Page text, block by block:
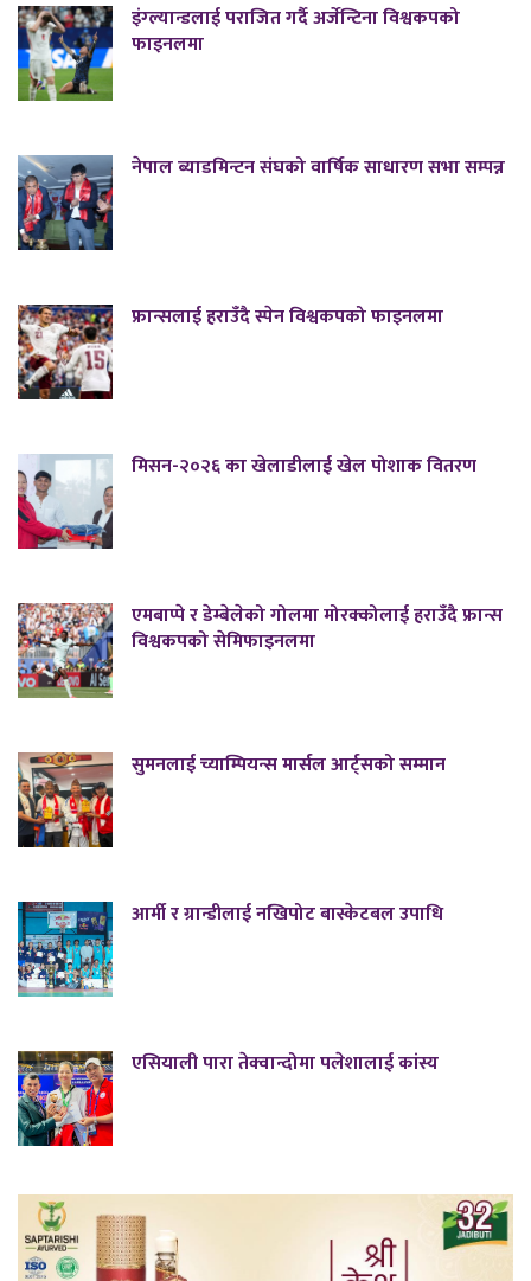
इंग्ल्यान्डलाई पराजित गर्दै अर्जेन्टिना विश्वकपको
फाइनलमा
नेपाल ब्याडमिन्टन संघको वार्षिक साधारण सभा सम्पन्न
फ्रान्सलाई हराउँदै स्पेन विश्वकपको फाइनलमा
मिसन-२०२६ का खेलाडीलाई खेल पोशाक वितरण
एमबाप्पे र डेम्बेलेको गोलमा मोरक्कोलाई हराउँदै फ्रान्स
विश्वकपको सेमिफाइनलमा
सुमनलाई च्याम्पियन्स मार्सल आर्ट्सको सम्मान
आर्मी र ग्रान्डीलाई नखिपोट बास्केटबल उपाधि
एसियाली पारा तेक्वान्दोमा पलेशालाई कांस्य